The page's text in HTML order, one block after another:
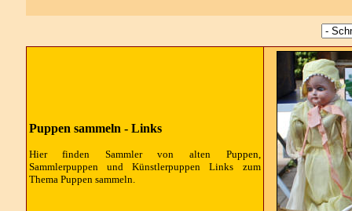
Puppen sammeln - Links
Hier finden Sammler von alten Puppen,
Sammlerpuppen und Künstlerpuppen Links zum
Thema Puppen sammeln.